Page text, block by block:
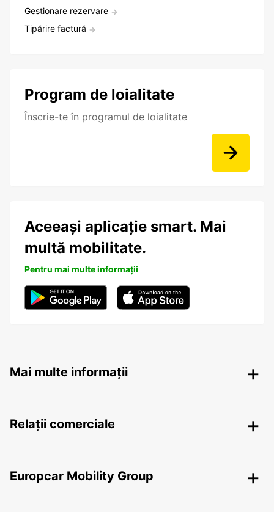
Gestionare rezervare
Tipărire factură
Program de loialitate
Înscrie-te în programul de loialitate
Aceeași aplicație smart. Mai
multă mobilitate.
Pentru mai multe informații
Mai multe informații
Relații comerciale
Europcar Mobility Group